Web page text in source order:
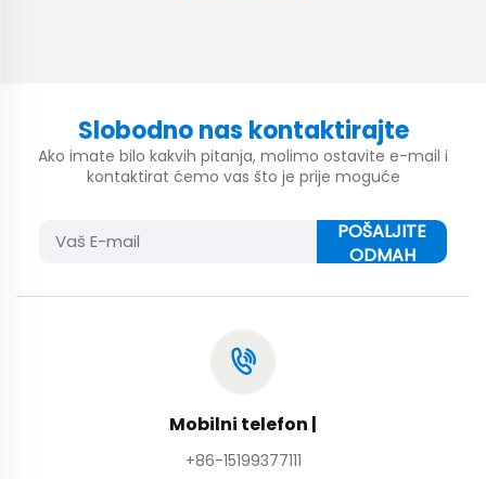
Slobodno nas kontaktirajte
Ako imate bilo kakvih pitanja, molimo ostavite e-mail i
kontaktirat ćemo vas što je prije moguće
POŠALJITE
ODMAH
Mobilni telefon |
+86-15199377111